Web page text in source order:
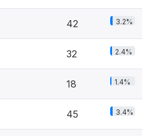
42 3.2%
32 2.4%
18 1.4%
45 3.4%